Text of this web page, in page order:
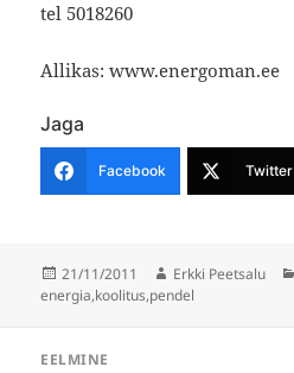
tel 5018260
Allikas: www.energoman.ee
Jaga
Facebook Twitter
Postitatud
21/11/2011 Autor
Erkki Peetsalu
energia,koolitus,pendel
EELMINE